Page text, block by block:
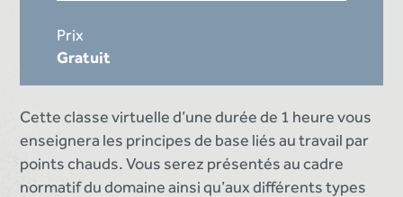
Prix
Gratuit
Cette classe virtuelle d’une durée de 1 heure vous
enseignera les principes de base liés au travail par
points chauds. Vous serez présentés au cadre
normatif du domaine ainsi qu’aux différents types